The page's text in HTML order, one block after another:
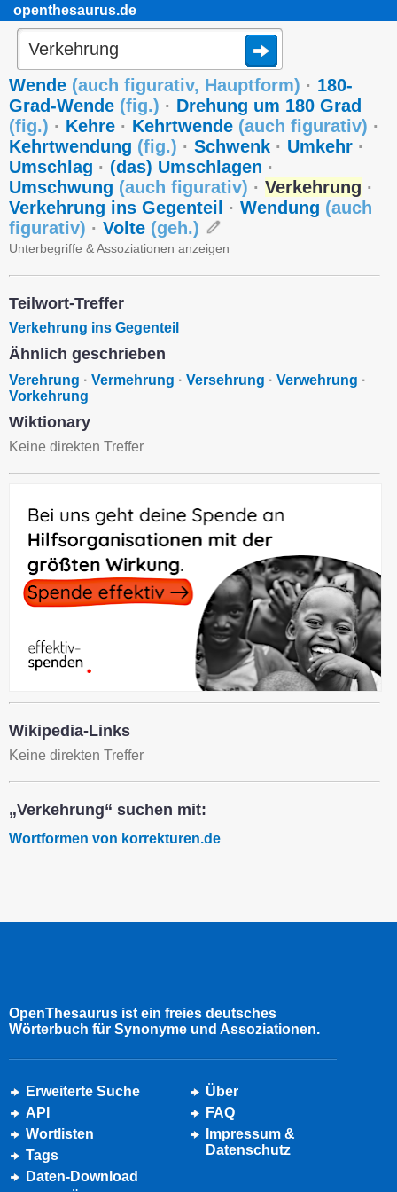
openthesaurus.de
Wende (auch figurativ, Hauptform) · 180-
Grad-Wende (fig.) · Drehung um 180 Grad
(fig.) · Kehre · Kehrtwende (auch figurativ) ·
Kehrtwendung (fig.) · Schwenk · Umkehr ·
Umschlag · (das) Umschlagen ·
Umschwung (auch figurativ) · Verkehrung ·
Verkehrung ins Gegenteil
· Wendung (auch
figurativ) · Volte (geh.)
Unterbegriffe & Assoziationen anzeigen
Teilwort-Treffer
Verkehrung ins Gegenteil
Ähnlich geschrieben
Verehrung · Vermehrung · Versehrung · Verwehrung ·
Vorkehrung
Wiktionary
Keine direkten Treffer
Wikipedia-Links
Keine direkten Treffer
„Verkehrung“ suchen mit:
Wortformen von korrekturen.de
OpenThesaurus ist ein freies deutsches
Wörterbuch für Synonyme und Assoziationen.
Erweiterte Suche
API
Wortlisten
Tags
Daten-Download
Über
FAQ
Impressum &
Datenschutz